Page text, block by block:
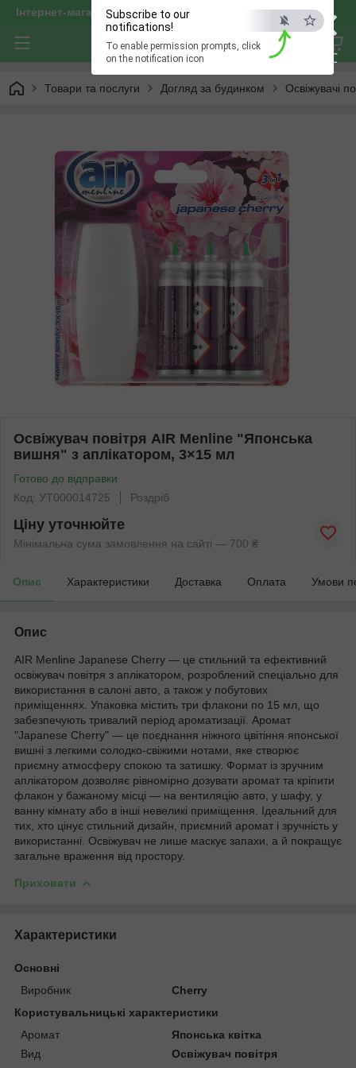
×
ESC
Subscribe to our
notifications!
To enable permission prompts, click
on the notification icon
Інтернет-магазин "optservis"
Товари та послуги Догляд за будинком Освіжувачі
Освіжувач повітря AIR Menline "Японська
вишня" з аплікатором, 3×15 мл
Готово до відправки
Код: УТ000014725
Роздріб
Ціну уточнюйте
Мінімальна сума замовлення на сайті — 700 ₴
Опис Характеристики Доставка Оплата Умови
Опис
AIR Menline Japanese Cherry — це стильний та ефективний
освіжувач повітря з аплікатором, розроблений спеціально для
використання в салоні авто, а також у побутових
приміщеннях. Упаковка містить три флакони по 15 мл, що
забезпечують тривалий період ароматизації. Аромат
"Japanese Cherry" — це поєднання ніжного цвітіння японської
вишні з легкими солодко-свіжими нотами, яке створює
приємну атмосферу спокою та затишку. Формат із зручним
аплікатором дозволяє рівномірно дозувати аромат та кріпити
флакон у бажаному місці — на вентиляцію авто, у шафу, у
ванну кімнату або в інші невеликі приміщення. Ідеальний для
тих, хто цінує стильний дизайн, приємний аромат і зручність у
використанні. Освіжувач не лише маскує запахи, а й покращує
загальне враження від простору.
Приховати
Характеристики
Основні
Виробник
Cherry
Користувальницькі характеристики
Аромат
Японська квітка
Вид
Освіжувач повітря